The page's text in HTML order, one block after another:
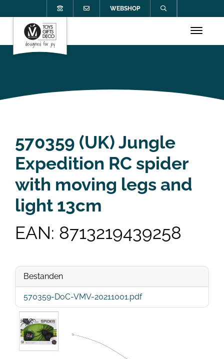
WEBSHOP
570359 (UK) Jungle
Expedition RC spider
with moving legs and
light 13cm
EAN: 8713219439258
Bestanden
570359-DoC-VMV-20211001.pdf